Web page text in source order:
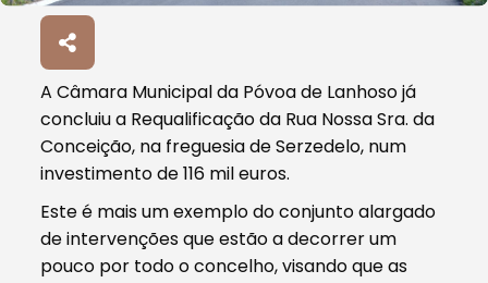
A Câmara Municipal da Póvoa de Lanhoso já
concluiu a Requalificação da Rua Nossa Sra. da
Conceição, na freguesia de Serzedelo, num
investimento de 116 mil euros.
Este é mais um exemplo do conjunto alargado
de intervenções que estão a decorrer um
pouco por todo o concelho, visando que as